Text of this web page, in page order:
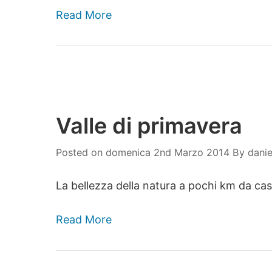
Read More
Valle di primavera
Posted on domenica 2nd Marzo 2014 By
La bellezza della natura a pochi km da
Read More